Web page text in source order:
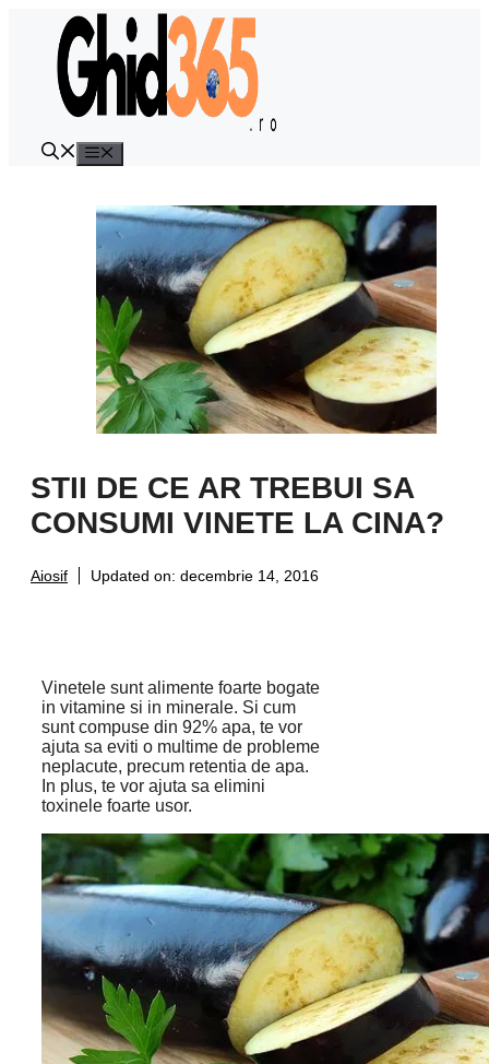
conținut
STII DE CE AR TREBUI SA
CONSUMI VINETE LA CINA?
Aiosif Updated on: decembrie 14, 2016
Vinetele sunt alimente foarte bogate
in vitamine si in minerale. Si cum
sunt compuse din 92% apa, te vor
ajuta sa eviti o multime de probleme
neplacute, precum retentia de apa.
In plus, te vor ajuta sa elimini
toxinele foarte usor.